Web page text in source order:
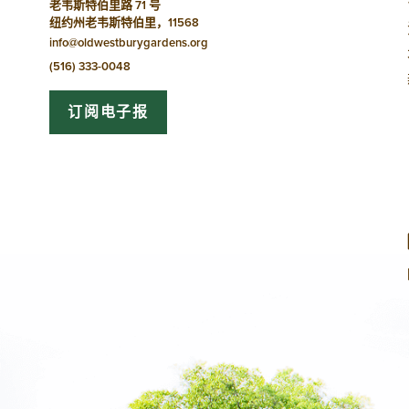
老韦斯特伯里路 71 号
纽约州老韦斯特伯里，11568
info@oldwestburygardens.org
(516) 333-0048
订阅电子报